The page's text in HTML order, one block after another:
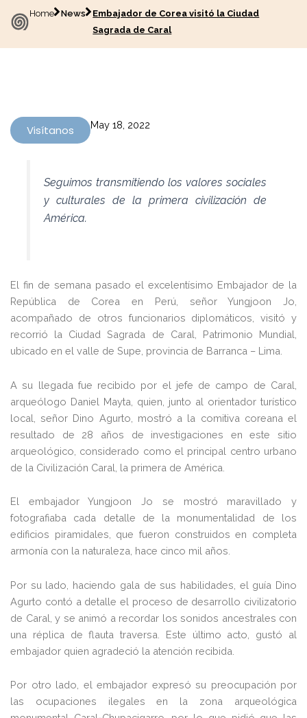
Home News
Embajador de Corea visitó la Ciudad
Sagrada de Caral
Visítanos May 18, 2022
Seguimos transmitiendo los valores sociales
y culturales de la primera civilización de
América.
El fin de semana pasado el excelentísimo Embajador de la
República de Corea en Perú, señor Yungjoon Jo,
acompañado de otros funcionarios diplomáticos, visitó y
recorrió la Ciudad Sagrada de Caral, Patrimonio Mundial,
ubicado en el valle de Supe, provincia de Barranca – Lima.
A su llegada fue recibido por el jefe de campo de Caral,
arqueólogo Daniel Mayta, quien, junto al orientador turístico
local, señor Dino Agurto, mostró a la comitiva coreana el
resultado de 28 años de investigaciones en este sitio
arqueológico, considerado como el principal centro urbano
de la Civilización Caral, la primera de América.
El embajador Yungjoon Jo se mostró maravillado y
fotografiaba cada detalle de la monumentalidad de los
edificios piramidales, que fueron construidos en completa
armonía con la naturaleza, hace cinco mil años.
Por su lado, haciendo gala de sus habilidades, el guía Dino
Agurto contó a detalle el proceso de desarrollo civilizatorio
de Caral, y se animó a recordar los sonidos ancestrales con
una réplica de flauta traversa. Este último acto, gustó al
embajador quien agradeció la atención recibida.
Por otro lado, el embajador expresó su preocupación por
las ocupaciones ilegales en la zona arqueológica